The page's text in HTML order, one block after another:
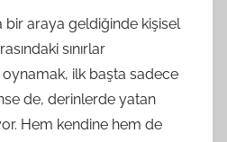
araya geldiğinde kişisel
sınırlar
ilk başta sadece
de, derinlerde yatan
Hem kendine hem de